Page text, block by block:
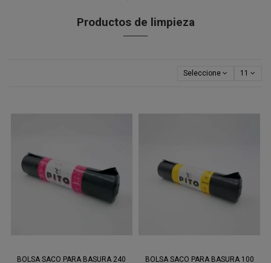
Productos de limpieza
Seleccione 11
BOLSA SACO PARA BASURA 240
BOLSA SACO PARA BASURA 100